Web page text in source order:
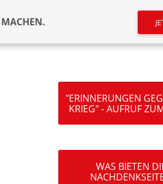
"ERINNERUNGEN
KRIEG" - AUFRUF
WAS BIETEN